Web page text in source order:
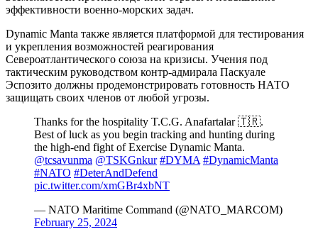
эффективности военно-морских задач.
Dynamic Manta также является платформой для тестирования
и укрепления возможностей реагирования
Североатлантического союза на кризисы. Учения под
тактическим руководством контр-адмирала Паскуале
Эспозито должны продемонстрировать готовность НАТО
защищать своих членов от любой угрозы.
Thanks for the hospitality T.C.G. Anafartalar 🇹🇷.
Best of luck as you begin tracking and hunting during
the high-end fight of Exercise Dynamic Manta.
@tcsavunma @TSKGnkur #DYMA #DynamicManta
#NATO #DeterAndDefend
pic.twitter.com/xmGBr4xbNT
— NATO Maritime Command (@NATO_MARCOM)
February 25, 2024